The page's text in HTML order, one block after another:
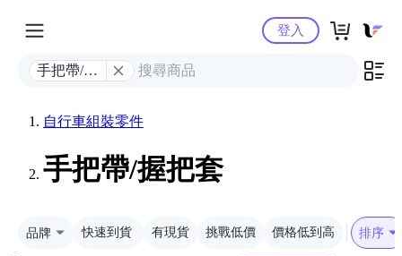
Yahoo購物中心
手把帶/握
登入
自行車組裝零件
手把帶/握把套
品牌 快速到貨 有現貨 挑戰低價 價格低到高 排序